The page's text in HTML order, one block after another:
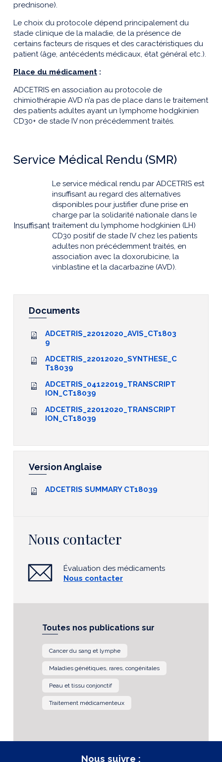
prednisone).
Le choix du protocole dépend principalement du
stade clinique de la maladie, de la présence de
certains facteurs de risques et des caractéristiques du
patient (âge, antécédents médicaux, état général etc.).
Place du médicament :
ADCETRIS en association au protocole de
chimiothérapie AVD n’a pas de place dans le traitement
des patients adultes ayant un lymphome hodgkinien
CD30+ de stade IV non précédemment traités.
Service Médical Rendu (SMR)
Insuffisant
Le service médical rendu par ADCETRIS est
insuffisant au regard des alternatives
disponibles pour justifier d’une prise en
charge par la solidarité nationale dans le
traitement du lymphome hodgkinien (LH)
CD30 positif de stade IV chez les patients
adultes non précédemment traités, en
association avec la doxorubicine, la
vinblastine et la dacarbazine (AVD).
Documents
ADCETRIS_22012020_AVIS_CT1803
9
ADCETRIS_22012020_SYNTHESE_C
T18039
ADCETRIS_04122019_TRANSCRIPT
ION_CT18039
ADCETRIS_22012020_TRANSCRIPT
ION_CT18039
Version Anglaise
ADCETRIS SUMMARY CT18039
Nous contacter
Évaluation des médicaments
Nous contacter
Toutes nos publications sur
Cancer du sang et lymphe
Maladies génétiques, rares, congénitales
Peau et tissu conjonctif
Traitement médicamenteux
Nous suivre :